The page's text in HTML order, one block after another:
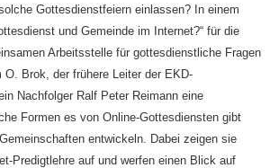
Gottesdienstfeiern einlassen? In einem
und Gemeinde im Internet?“ für die
Arbeitsstelle für gottesdienstliche Fragen
O. Brok, der frühere Leiter der EKD-
Nachfolger Ralf Peter Reimann eine
Formen es von Online-Gottesdiensten gibt
entwickeln. Dabei zeigen sie
Predigtlehre auf und werfen einen Blick auf